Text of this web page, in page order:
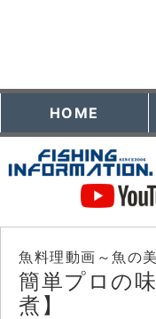
HOME
魚料理動画～魚の
簡単プロの
煮】